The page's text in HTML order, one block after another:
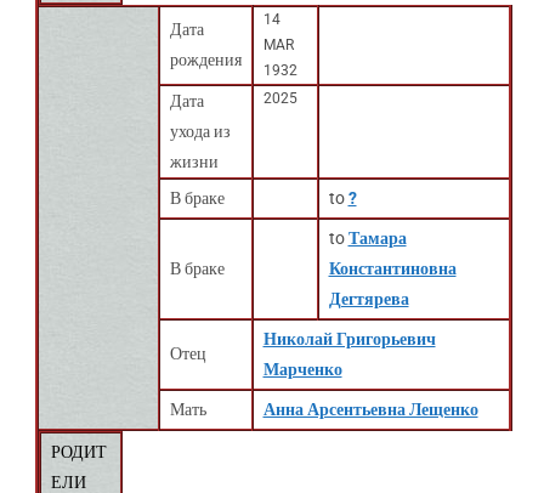
Дата
рождения
14
MAR
1932
Дата
ухода из
жизни
2025
В браке to?
В браке
toТамара
Константиновна
Дегтярева
Отец
Николай Григорьевич
Марченко
Мать Анна Арсентьевна Лещенко
РОДИТ
ЕЛИ